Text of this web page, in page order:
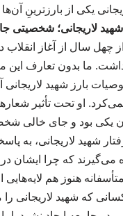
یکی از بارزترینِ
شهید لاریجانی؛ شخصیتی
چهل سال از آغاز
ما بدون تعارف این
بارز شهید
او تحت تأثیر
یکی بود و جای خالی
شهید لاریجانی، به
هنوز هم